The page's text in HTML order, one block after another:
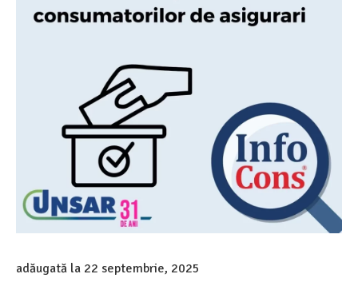
adăugată la 22 septembrie, 2025